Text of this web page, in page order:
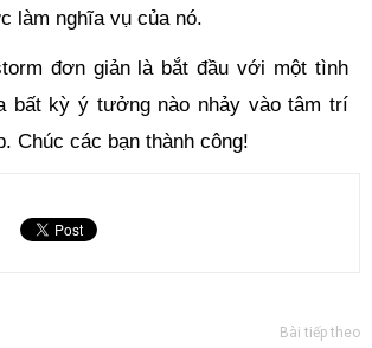
làm nghĩa vụ của nó.
đơn giản là bắt đầu với một tình
bất kỳ ý tưởng nào nhảy vào tâm trí
Chúc các bạn thành công!
Bài tiếp theo